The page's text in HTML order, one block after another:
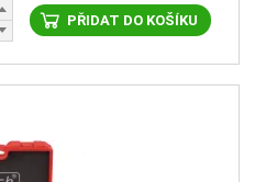
PŘIDAT DO KOŠÍKU